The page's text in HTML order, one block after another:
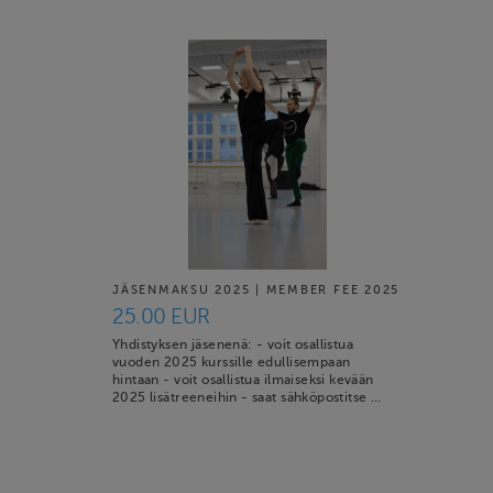
JÄSENMAKSU 2025 | MEMBER FEE 2025
25.00 EUR
Yhdistyksen jäsenenä: - voit osallistua
vuoden 2025 kurssille edullisempaan
hintaan - voit osallistua ilmaiseksi kevään
2025 lisätreeneihin - saat sähköpostitse …